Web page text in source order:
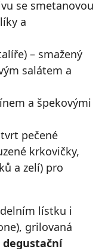
se smetanovou
a
– smažený
salátem a
a špekovými
pečené
krkovičky,
a zelí) pro
lístku i
grilovaná
degustační